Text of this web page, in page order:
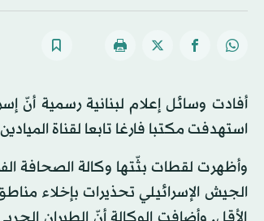
استهدفت مكتبا فارغا تابعا لقناة
وأظهرت لقطات بثّتها وكالة الصحافة